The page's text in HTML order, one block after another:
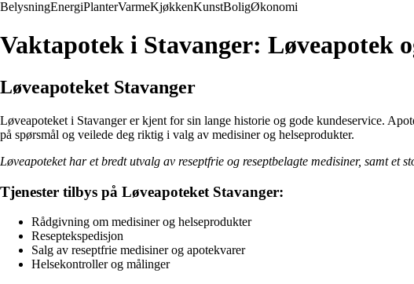
BelysningEnergiPlanterVarmeKjøkkenKunstBoligØkonomi
Vaktapotek i Stavanger: Løveapotek
Løveapoteket Stavanger
Løveapoteket i Stavanger er kjent for sin lange historie og gode kundeservice.
på spørsmål og veilede deg riktig i valg av medisiner og helseprodukter.
Løveapoteket har et bredt utvalg av reseptfrie og reseptbelagte medisiner, samt
Tjenester tilbys på Løveapoteket Stavanger:
Rådgivning om medisiner og helseprodukter
Reseptekspedisjon
Salg av reseptfrie medisiner og apotekvarer
Helsekontroller og målinger